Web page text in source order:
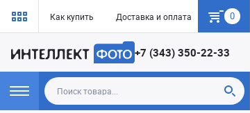
Как купить Доставка и оплата Гарантия
0
+7 (343) 350-22-33